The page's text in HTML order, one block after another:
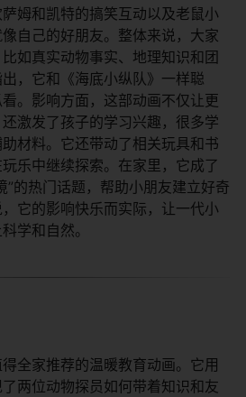
姆和凯特的搞笑互动以及老鼠小
自己的好朋友。整体来说，大家
如真实动物事实、地理知识和团
，它和《海底小纵队》一样聪
。影响方面，这部动画不仅让更
激发了孩子的学习兴趣，很多学
材料。它还带动了相关玩具和书
乐中继续探索。在家里，它成了
”的热门话题，帮助小朋友建立好奇
它的影响快乐而实际，让一代小
学和自然。
得全家推荐的温暖教育动画。它用
两位动物探员如何带着知识和友